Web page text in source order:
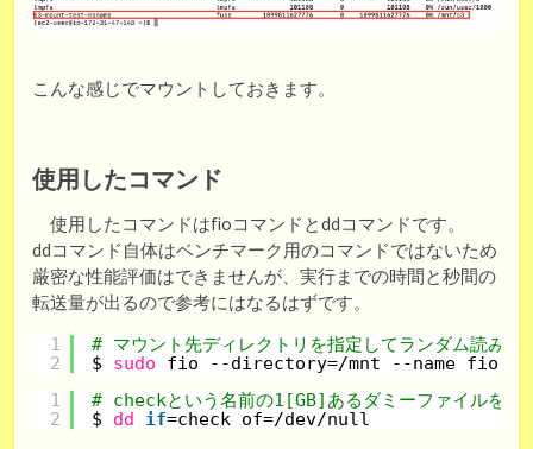
こんな感じでマウントしておきます。
使用したコマンド
使用したコマンドはfioコマンドとddコマンドです。
ddコマンド自体はベンチマーク用のコマンドではないため
厳密な性能評価はできませんが、実行までの時間と秒間の
転送量が出るので参考にはなるはずです。
1
2
# マウント先ディレクトリを指定してランダム読み込
$ sudo fio --directory=/mnt
--name
1
2
# checkという名前の1[GB]あるダミーファイルをマ
$ dd if=check of=/dev/null